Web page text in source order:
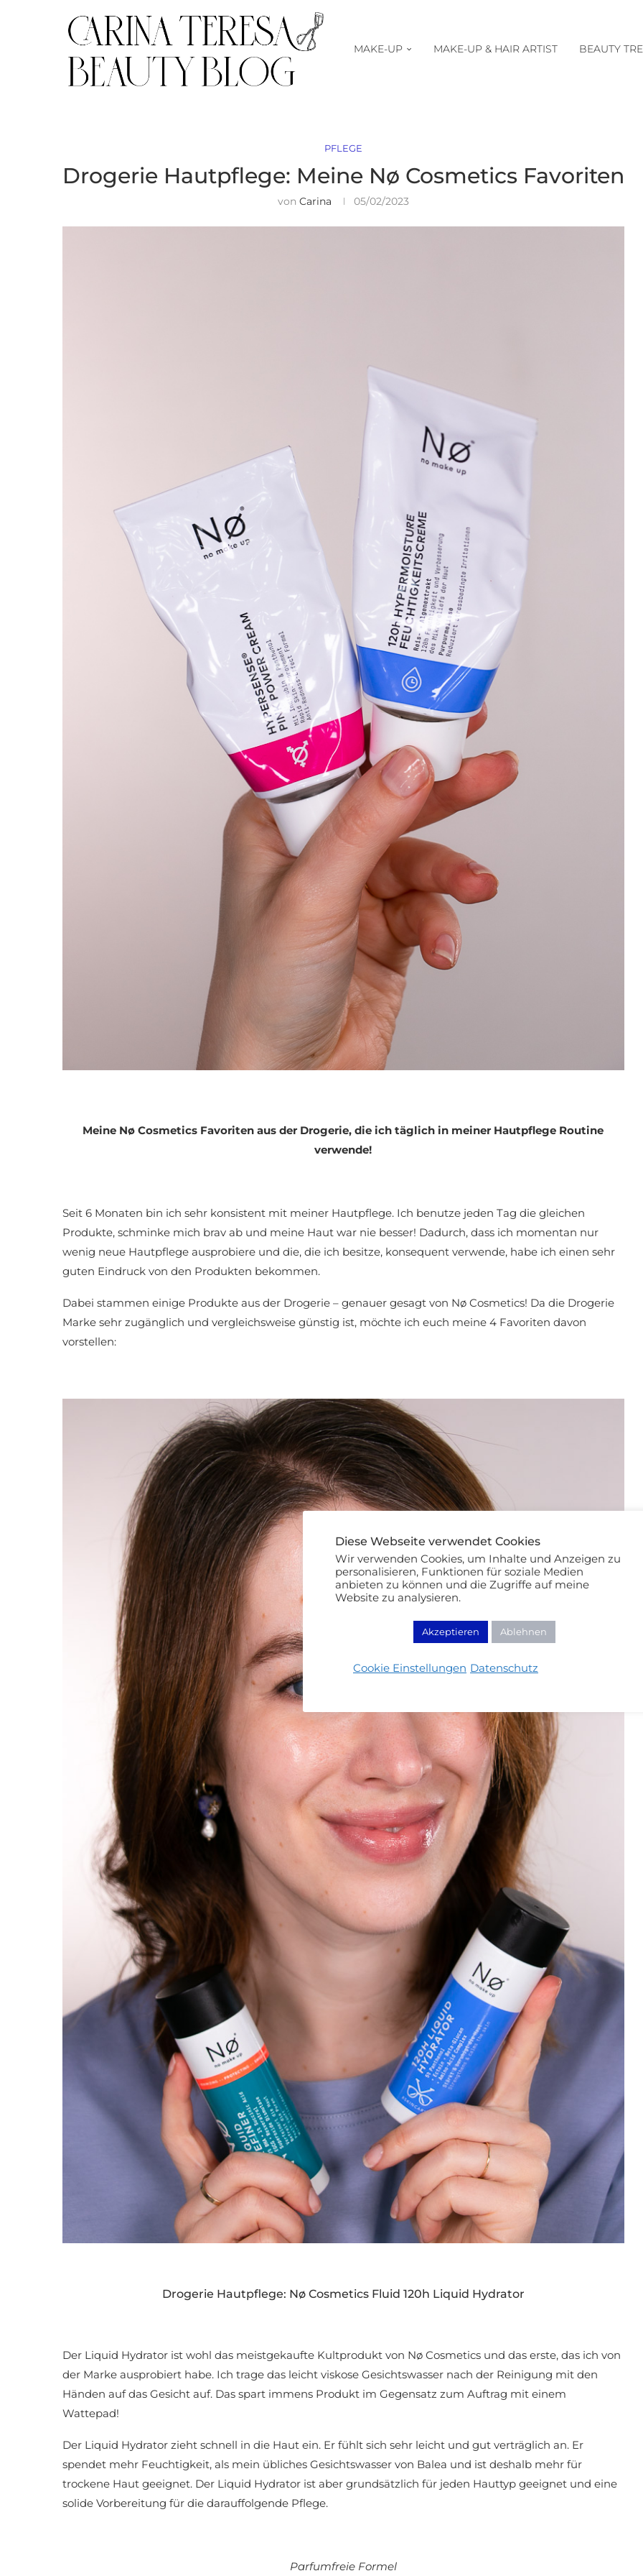
MAKE-UP MAKE-UP & HAIR ARTIST BEAUTY
PFLEGE
Drogerie Hautpflege: Meine Nø Cosmetics Favoriten
von Carina 05/02/2023
Meine Nø Cosmetics Favoriten aus der Drogerie, die ich täglich in meiner Hautpflege Routine
verwende!
Seit 6 Monaten bin ich sehr konsistent mit meiner Hautpflege. Ich benutze jeden Tag die gleichen
Produkte, schminke mich brav ab und meine Haut war nie besser! Dadurch, dass ich momentan nur
wenig neue Hautpflege ausprobiere und die, die ich besitze, konsequent verwende, habe ich einen sehr
guten Eindruck von den Produkten bekommen.
Dabei stammen einige Produkte aus der Drogerie – genauer gesagt von Nø Cosmetics! Da die Drogerie
Marke sehr zugänglich und vergleichsweise günstig ist, möchte ich euch meine 4 Favoriten davon
vorstellen:
Drogerie Hautpflege: Nø Cosmetics Fluid 120h Liquid Hydrator
Der Liquid Hydrator ist wohl das meistgekaufte Kultprodukt von Nø Cosmetics und das erste, das ich von
der Marke ausprobiert habe. Ich trage das leicht viskose Gesichtswasser nach der Reinigung mit den
Händen auf das Gesicht auf. Das spart immens Produkt im Gegensatz zum Auftrag mit einem
Wattepad!
Der Liquid Hydrator zieht schnell in die Haut ein. Er fühlt sich sehr leicht und gut verträglich an. Er
spendet mehr Feuchtigkeit, als mein übliches Gesichtswasser von Balea und ist deshalb mehr für
trockene Haut geeignet. Der Liquid Hydrator ist aber grundsätzlich für jeden Hauttyp geeignet und eine
solide Vorbereitung für die darauffolgende Pflege.
Parfumfreie Formel
Diese Webseite verwendet Cookies
Wir verwenden Cookies, um Inhalte und Anzeigen zu
personalisieren, Funktionen für soziale Medien
anbieten zu können und die Zugriffe auf meine
Website zu analysieren.
Akzeptieren Ablehnen
Cookie Einstellungen Datenschutz